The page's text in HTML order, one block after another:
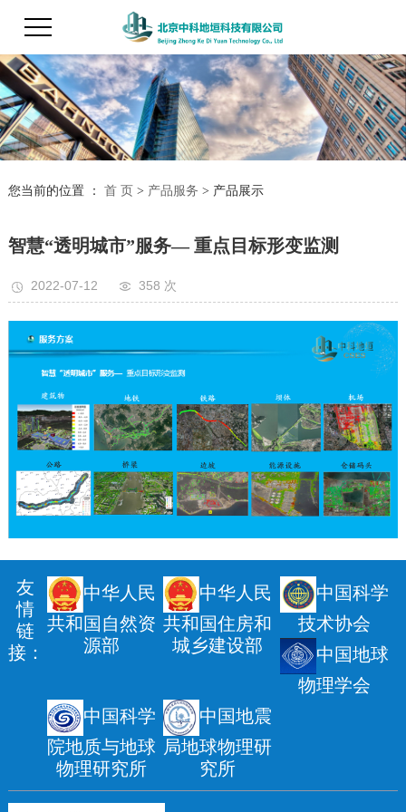
您当前的位置 ： 首 页 > 产品服务 > 产品展示
智慧“透明城市”服务— 重点目标形变监测
2022-07-12 358 次
友
情
链
接：
中华人民
共和国自然资
源部
中华人民
共和国住房和
城乡建设部
中国科学
技术协会
中国地球
物理学会
中国科学
院地质与地球
物理研究所
中国地震
局地球物理研
究所